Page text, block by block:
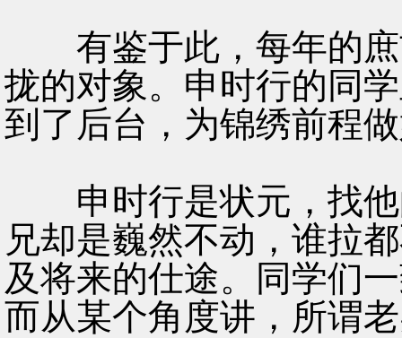
有鉴于此，每年的庶
拢的对象。申时行的同
到了后台，为锦绣前程
申时行是状元，找他
兄却是巍然不动，谁拉
及将来的仕途。同学们
而从某个角度讲，所谓